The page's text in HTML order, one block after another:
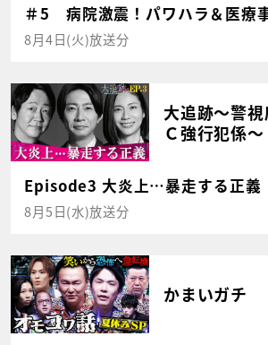
＃5 病院激震！パワハラ＆医療
8月4日(火)放送分
大追跡～警
Ｃ強行犯係
Episode3 大炎上…暴走する正義
8月5日(水)放送分
かまいガチ